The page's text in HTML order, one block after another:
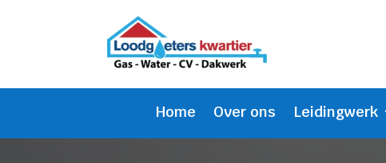
Home Over ons Leidingwerk